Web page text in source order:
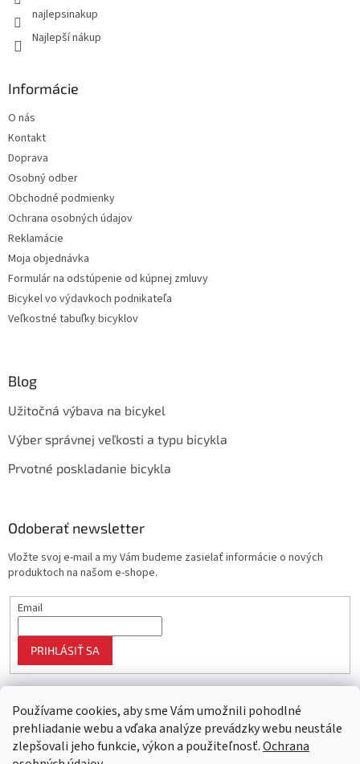
Používame cookies, aby sme Vám umožnili pohodlné
prehliadanie webu a vďaka analýze prevádzky webu neustále
zlepšovali jeho funkcie, výkon a použiteľnosť.Ochrana
najlepsinakup
Najlepší nákup
Informácie
O nás
Kontakt
Doprava
Osobný odber
Obchodné podmienky
Ochrana osobných údajov
Reklamácie
Moja objednávka
Formulár na odstúpenie od kúpnej zmluvy
Bicykel vo výdavkoch podnikateľa
Veľkostné tabuľky bicyklov
Blog
Užitočná výbava na bicykel
Výber správnej veľkosti a typu bicykla
Prvotné poskladanie bicykla
Odoberať newsletter
Vložte svoj e-mail a my Vám budeme zasielať informácie o nových
produktoch na našom e-shope.
Email
PRIHLÁSIŤ SA